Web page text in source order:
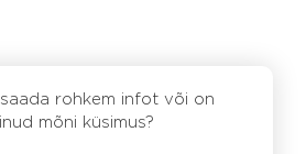
rohkem infot või on
mõni küsimus?